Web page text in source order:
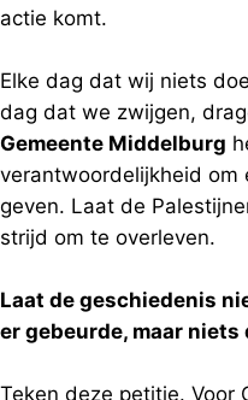
actie komt.
Elke dag dat wij niets
dag dat we zwijgen,
Gemeente Middelburg
verantwoordelijkheid om
geven. Laat de
strijd om te overleven.
Laat de geschiedenis
er gebeurde, maar niets
Teken deze petitie. Voor